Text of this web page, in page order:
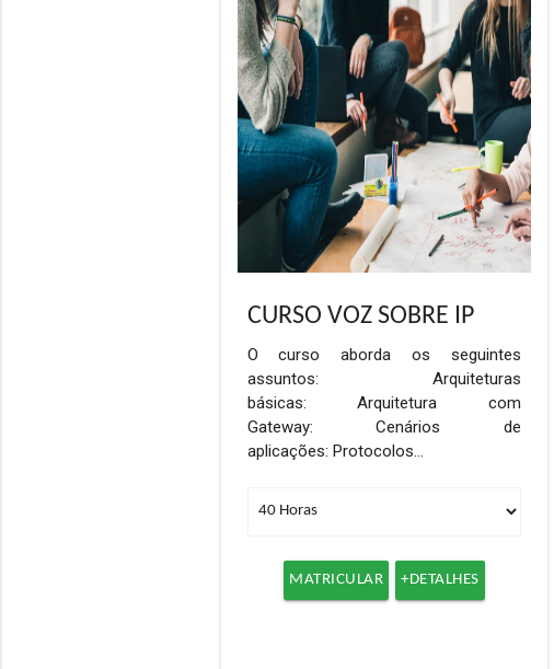
CURSO VOZ SOBRE IP
O curso aborda os seguintes
assuntos: Arquiteturas
básicas: Arquitetura com
Gateway: Cenários de
aplicações: Protocolos…
MATRICULAR +DETALHES